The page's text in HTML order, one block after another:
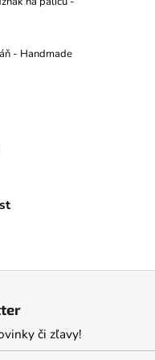
- Handmade
či zľavy!